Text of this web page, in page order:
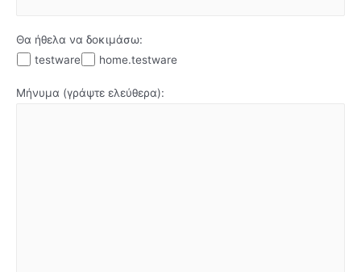
Θα ήθελα να δοκιμάσω:
testware
home.testware
Μήνυμα (γράψτε ελεύθερα):